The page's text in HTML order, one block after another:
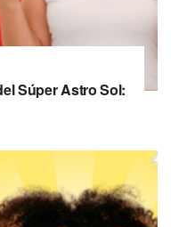
Súper Astro Sol: